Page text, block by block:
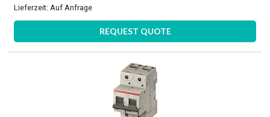
Lieferzeit: Auf Anfrage
REQUEST QUOTE